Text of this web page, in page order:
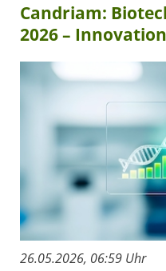
Candriam:
2026 –
26.05.2026, 06:59 Uhr